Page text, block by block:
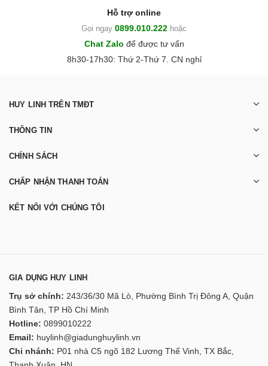
Hỗ trợ online
Gọi ngay 0899.010.222 hoặc
Chat Zalo để được tư vấn
8h30-17h30: Thứ 2-Thứ 7. CN nghỉ
HUY LINH TRÊN TMĐT
THÔNG TIN
CHÍNH SÁCH
CHẤP NHẬN THANH TOÁN
KẾT NỐI VỚI CHÚNG TÔI
GIA DỤNG HUY LINH
Trụ sở chính: 243/36/30 Mã Lò, Phường Bình Trị Đông A, Quận
Bình Tân, TP Hồ Chí Minh
Hotline: 0899010222
Email: huylinh@giadunghuylinh.vn
Chi nhánh: P01 nhà C5 ngõ 182 Lương Thế Vinh, TX Bắc,